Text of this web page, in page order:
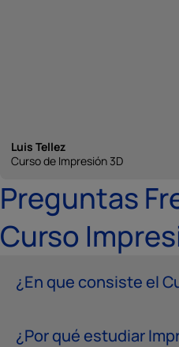
Luis Tellez
Curso de Impresión 3D
Preguntas
Curso
¿En que consiste el
¿Por qué estudiar